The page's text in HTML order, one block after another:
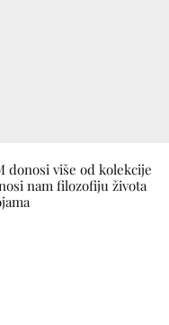
donosi više od kolekcije
nam filozofiju života